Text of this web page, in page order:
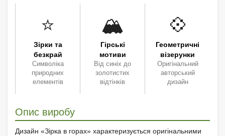
⭐
Зірки та
безкрай
Символіка
природних
елементів
🏔️
Гірські
мотиви
Від синіх до
золотистих
відтінків
💠
Геометричні
візерунки
Оригінальний
авторський
дизайн
Опис виробу
Дизайн «Зірка в горах» характеризується оригінальними